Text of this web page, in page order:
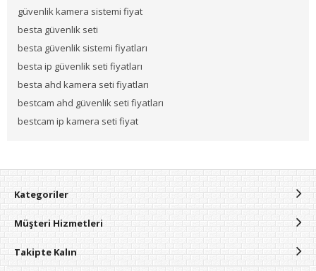
güvenlik kamera sistemi fiyat
besta güvenlik seti
besta güvenlik sistemi fiyatları
besta ip güvenlik seti fiyatları
besta ahd kamera seti fiyatları
bestcam ahd güvenlik seti fiyatları
bestcam ip kamera seti fiyat
Kategoriler
Müşteri Hizmetleri
Takipte Kalın